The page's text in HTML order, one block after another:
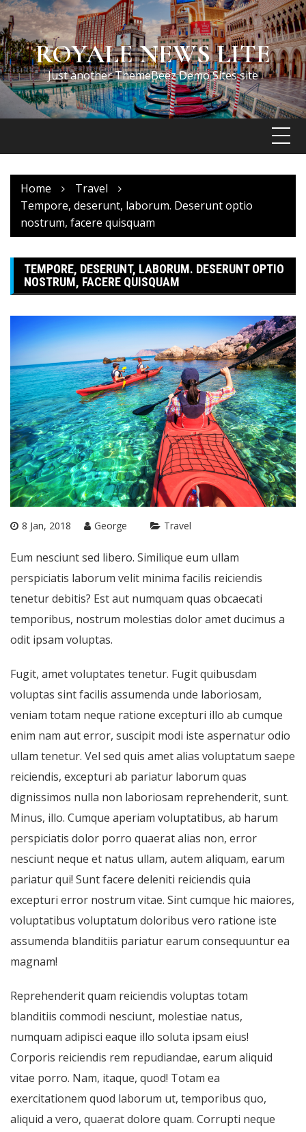
Skip
to
contentROYALE NEWS LITE
Just another ThemeBeez Demo Sites site
Home
Travel
Tempore, deserunt, laborum. Deserunt optio
nostrum, facere quisquam
TEMPORE, DESERUNT, LABORUM. DESERUNT OPTIO
NOSTRUM, FACERE QUISQUAM
8 Jan, 2018 George Travel
Eum nesciunt sed libero. Similique eum ullam
perspiciatis laborum velit minima facilis reiciendis
tenetur debitis? Est aut numquam quas obcaecati
temporibus, nostrum molestias dolor amet ducimus a
odit ipsam voluptas.
Fugit, amet voluptates tenetur. Fugit quibusdam
voluptas sint facilis assumenda unde laboriosam,
veniam totam neque ratione excepturi illo ab cumque
enim nam aut error, suscipit modi iste aspernatur odio
ullam tenetur. Vel sed quis amet alias voluptatum saepe
reiciendis, excepturi ab pariatur laborum quas
dignissimos nulla non laboriosam reprehenderit, sunt.
Minus, illo. Cumque aperiam voluptatibus, ab harum
perspiciatis dolor porro quaerat alias non, error
nesciunt neque et natus ullam, autem aliquam, earum
pariatur qui! Sunt facere deleniti reiciendis quia
excepturi error nostrum vitae. Sint cumque hic maiores,
voluptatibus voluptatum doloribus vero ratione iste
assumenda blanditiis pariatur earum consequuntur ea
magnam!
Reprehenderit quam reiciendis voluptas totam
blanditiis commodi nesciunt, molestiae natus,
numquam adipisci eaque illo soluta ipsam eius!
Corporis reiciendis rem repudiandae, earum aliquid
vitae porro. Nam, itaque, quod! Totam ea
exercitationem quod laborum ut, temporibus quo,
aliquid a vero, quaerat dolore quam. Corrupti neque